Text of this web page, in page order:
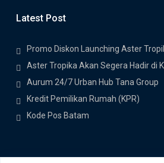
Latest Post
Promo Diskon Launching Aster
Aster Tropika Akan Segera Hadir di
Aurum 24/7 Urban Hub Tana Group
Kredit Pemilikan Rumah (KPR)
Kode Pos Batam